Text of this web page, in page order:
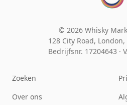
© 2026 Whisky
128 City Road, London,
Bedrijfsnr. 17204643 ·
Zoeken
Over ons